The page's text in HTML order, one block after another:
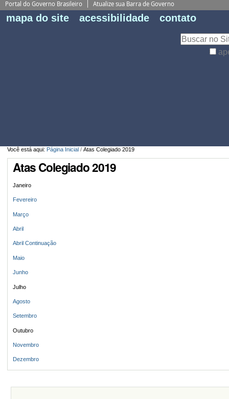
Portal do Governo Brasileiro Atualize sua Barra de Governo
mapa do site acessibilidade contato
Você está aqui: Página Inicial / Atas Colegiado 2019
Atas Colegiado 2019
Janeiro
Fevereiro
Março
Abril
Abril Continuação
Maio
Junho
Julho
Agosto
Setembro
Outubro
Novembro
Dezembro